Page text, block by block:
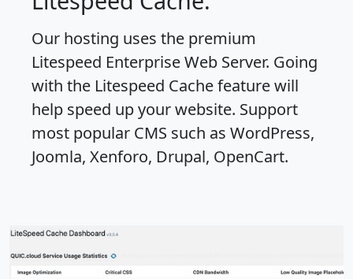
Our hosting uses the premium
Litespeed Enterprise Web Server. Going
with the Litespeed Cache feature will
help speed up your website. Support
most popular CMS such as WordPress,
Joomla, Xenforo, Drupal, OpenCart.